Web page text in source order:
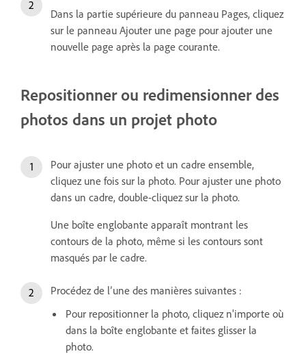
Dans la partie supérieure du panneau Pages, cliquez
sur le panneau Ajouter une page pour ajouter une
nouvelle page après la page courante.
Repositionner ou redimensionner des
photos dans un projet photo
Pour ajuster une photo et un cadre ensemble,
cliquez une fois sur la photo. Pour ajuster une photo
dans un cadre, double-cliquez sur la photo.
Une boîte englobante apparaît montrant les
contours de la photo, même si les contours sont
masqués par le cadre.
Procédez de l’une des manières suivantes :
Pour repositionner la photo, cliquez n'importe où
dans la boîte englobante et faites glisser la
photo.